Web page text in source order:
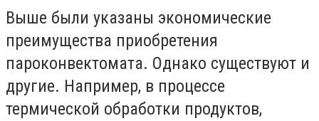
Выше были указаны экономические
преимущества приобретения
пароконвектомата. Однако существуют и
другие. Например, в процессе
термической обработки продуктов,